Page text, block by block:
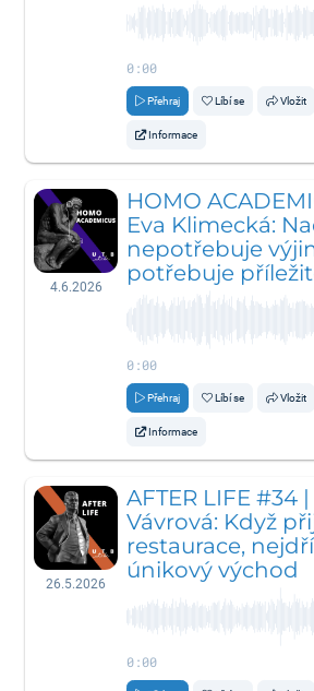
0:00
Přehraj Líbí se Vložit
Informace
4.6.2026
HOMO
Eva Klimecká:
nepotřebuje
potřebuje
0:00
Přehraj Líbí se Vložit
Informace
26.5.2026
AFTER LIFE #34
Vávrová: Když
restaurace,
únikový východ
0:00